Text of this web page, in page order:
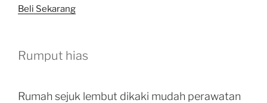
Beli Sekarang
Rumput hias
Rumah sejuk lembut dikaki mudah perawatan